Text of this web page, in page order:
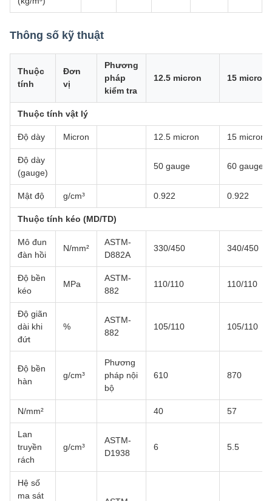
Thông số kỹ thuật
Thuộc
tính
Đơn
vị
Phương
pháp
kiểm tra
12.5 micron 15 micron
Thuộc tính vật lý
Độ dày Micron 12.5 micron 15 micron
Độ dày
(gauge)
50 gauge 60 gauge
Mật độ g/cm³ 0.922 0.922
Thuộc tính kéo (MD/TD)
Mô đun
đàn hồi
N/mm²
ASTM-
D882A
330/450 340/450
Độ bền
kéo
MPa
ASTM-
882
110/110 110/110
Độ giãn
dài khi
đứt
%
ASTM-
882
105/110 105/110
Độ bền
hàn
g/cm³
Phương
pháp nội
bộ
610 870
N/mm² 40 57
Lan
truyền
rách
g/cm³
ASTM-
D1938
6 5.5
Hệ số
ma sát